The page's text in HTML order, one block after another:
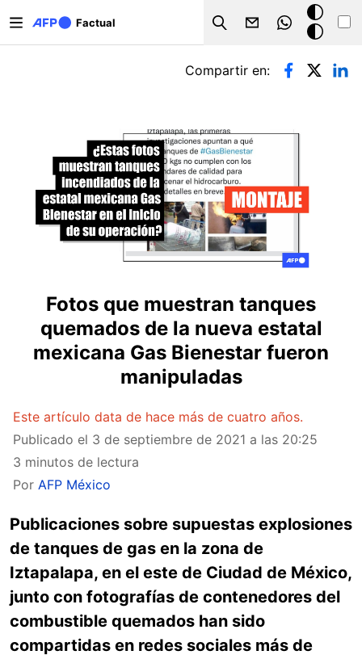
Factual
Search
Modo
oscuro
Solapas principales
Compartir en:
Fotos que muestran tanques
quemados de la nueva estatal
mexicana Gas Bienestar fueron
manipuladas
Este artículo data de hace más de cuatro años.
Publicado el 3 de septiembre de 2021 a las 20:25
3 minutos de lectura
Por AFP México
Publicaciones sobre supuestas explosiones
de tanques de gas en la zona de
Iztapalapa, en el este de Ciudad de México,
junto con fotografías de contenedores del
combustible quemados han sido
compartidas en redes sociales más de